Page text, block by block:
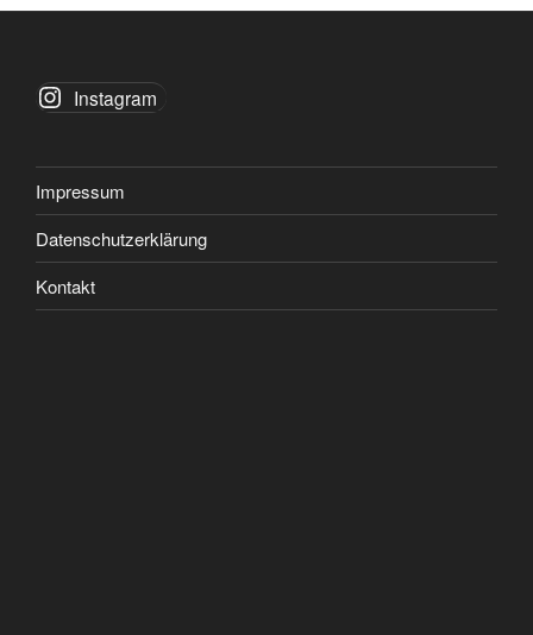
Instagram
Impressum
Datenschutzerklärung
Kontakt